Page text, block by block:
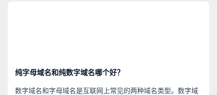
纯字母域名和纯数字域名哪个好？
数字域名和字母域名是互联网上常见的两种域名类型。数字域